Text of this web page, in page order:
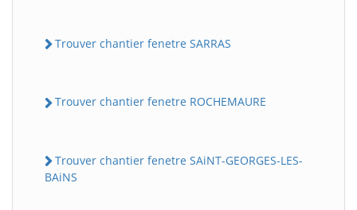
Trouver chantier fenetre SARRAS
Trouver chantier fenetre ROCHEMAURE
Trouver chantier fenetre SAiNT-GEORGES-LES-
BAiNS